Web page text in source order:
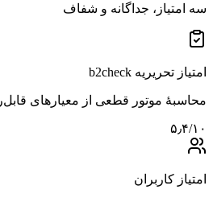
سه امتیاز، جداگانه و شفاف
امتیاز تحریریه b2check
محاسبهٔ موتور قطعی از معیارهای
۵٫۴/۱۰
امتیاز کاربران